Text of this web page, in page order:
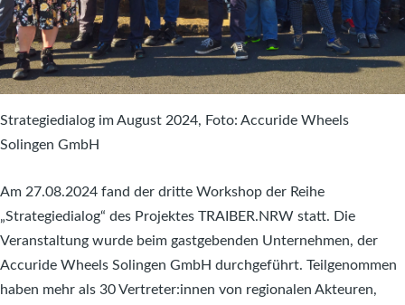
Strategiedialog im August 2024, Foto: Accuride Wheels
Solingen GmbH
Am 27.08.2024 fand der dritte Workshop der Reihe
„Strategiedialog“ des Projektes TRAIBER.NRW statt. Die
Veranstaltung wurde beim gastgebenden Unternehmen, der
Accuride Wheels Solingen GmbH durchgeführt. Teilgenommen
haben mehr als 30 Vertreter:innen von regionalen Akteuren,